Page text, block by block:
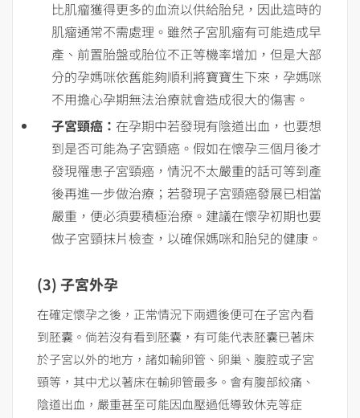
比肌瘤獲得更多的血流以供給胎兒，因此這時的
肌瘤通常不需處理。雖然子宮肌瘤有可能造成早
產、前置胎盤或胎位不正等機率增加，但是大部
分的孕媽咪依舊能夠順利將寶寶生下來，孕媽咪
不用擔心孕期無法治療就會造成很大的傷害。
子宮頸癌： 在孕期中若發現有陰道出血，也要想
到是否可能為子宮頸癌。假如在懷孕三個月後才
發現罹患子宮頸癌，情況不太嚴重的話可等到產
後再進一步做治療；若發現子宮頸癌發展已相當
嚴重，便必須要積極治療。建議在懷孕初期也要
做子宮頸抹片檢查，以確保媽咪和胎兒的健康。
(3) 子宮外孕
在確定懷孕之後，正常情況下兩週後便可在子宮內看
到胚囊。倘若沒有看到胚囊，有可能代表胚囊已著床
於子宮以外的地方，諸如輸卵管、卵巢、腹腔或子宮
頸等，其中尤以著床在輸卵管最多。會有腹部絞痛、
陰道出血，嚴重甚至可能因血壓過低導致休克等症